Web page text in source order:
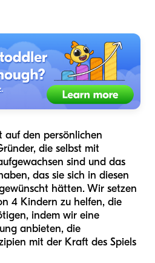
auf den persönlichen
die selbst mit
sind und das
das sie sich in diesen
hätten. Wir setzen
4 Kindern zu helfen, die
indem wir eine
anbieten, die
mit der Kraft des Spiels